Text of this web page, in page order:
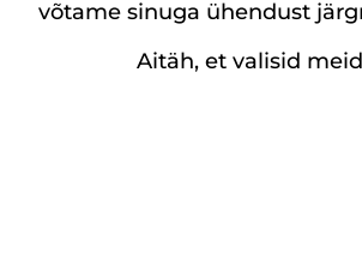
võtame sinuga ühendust
Aitäh, et valisid